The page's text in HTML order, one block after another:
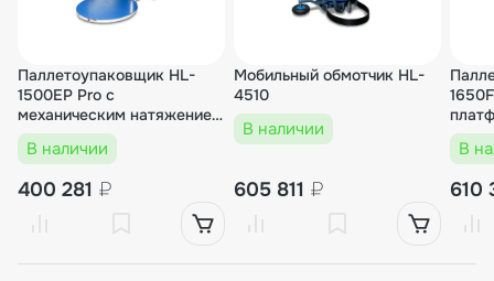
Паллетоупаковщик HL-
1500ЕP Pro с
механическим натяжением
с прижимом
В наличии
400 281 ₽
Мобильный обмотчик HL-
4510
В наличии
605 811 ₽
В
610